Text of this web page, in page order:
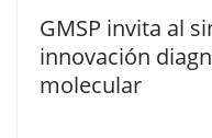
GMSP invita al
innovación
molecular